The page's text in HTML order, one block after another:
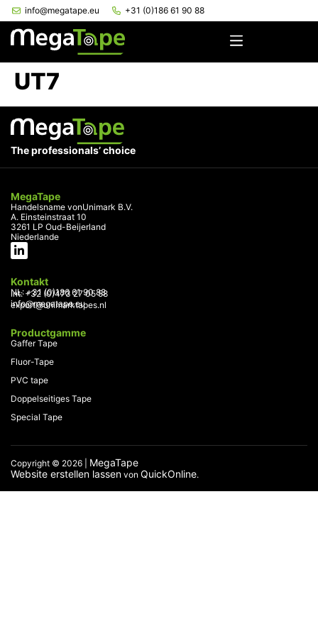
info@megatape.eu +31 (0)186 61 90 88
UT7
The professionals’ choice
MegaTape
Handelsname vonUnimark B.V.
A. Einsteinstraat 10
3261 LP Oud-Beijerland
Niederlande
Kontakt
NL: +31 (0)186 61 90 88
Int: +32 (0)473 27 05 58
info@megatape.eu
export@unimarktapes.nl
Productgamme
Gaffer Tape
Fluor-Tape
PVC tape
Doppelseitiges Tape
Special Tape
Copyright © 2026 | MegaTape
Website erstellen lassen von QuickOnline.